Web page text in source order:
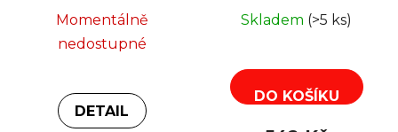
300Mbps, PoE
Momentálně
nedostupné
DETAIL
Skladem (>5 ks)
DO KOŠÍKU